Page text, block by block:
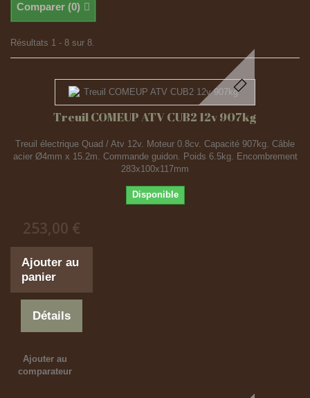
Comparer (0)
Résultats 1 - 8 sur 8.
Treuil COMEUP ATV CUB2 12v 907kg
Treuil électrique Quad / Atv 12v. Moteur 0.8cv. Capacité 907kg. Câble
acier Ø4mm x 15.2m. Commande guidon. Poids 6.5kg. Encombrement
283x100x117mm
Disponible
253,00 €
Ajouter au
panier
Détails
Ajouter au
comparateur